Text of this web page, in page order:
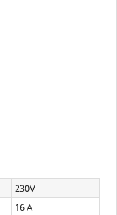
230V
16 A